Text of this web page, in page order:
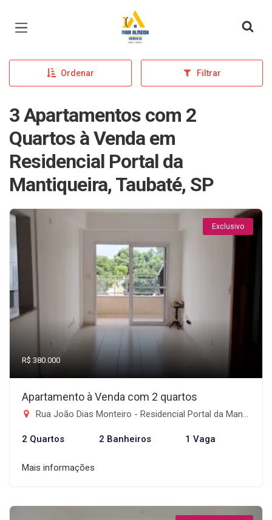
Página inicial
Ordenar Filtrar
3 Apartamentos com 2
Quartos à Venda em
Residencial Portal da
Mantiqueira, Taubaté, SP
Exclusivo
R$ 380.000
Apartamento à Venda com 2 quartos
Rua João Dias Monteiro - Residencial Portal da Mantiqueira, Taubaté-SP
2 Quartos 2 Banheiros 1 Vaga
Mais informações